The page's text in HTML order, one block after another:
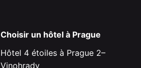
Choisir un hôtel à Prague
Hôtel 4 étoiles à Prague 2–
Vinohrady